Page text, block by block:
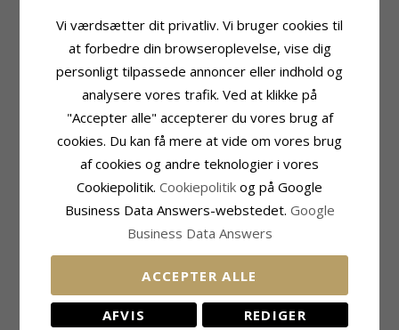
Produktinformation
Mærke: Støvring Design
Tillægsord:
10 mm
Creoler
Ædelmetal:Sølv
Overflade: Blank
Størrelse
Bredde: 3,0 mm
RELATEREDE PRODUKTER
20 mm Støvring
11 mm Scrouples
Vi værdsætter dit privatliv. Vi bruger cookies til
at forbedre din browseroplevelse, vise dig
personligt tilpassede annoncer eller indhold og
analysere vores trafik. Ved at klikke på
"Accepter alle" accepterer du vores brug af
cookies. Du kan få mere at vide om vores brug
af cookies og andre teknologier i vores
Cookiepolitik. Cookiepolitik og på Google
Business Data Answers-webstedet. Google
Business Data Answers
ACCEPTER ALLE
AFVIS REDIGER